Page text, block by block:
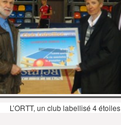
L’ORTT, un club labellisé 4 étoiles